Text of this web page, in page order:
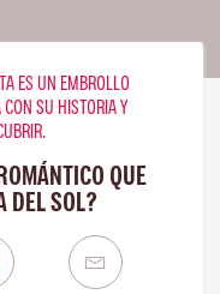
ES UN EMBROLLO
SU HISTORIA Y
QUE
DEL SOL?